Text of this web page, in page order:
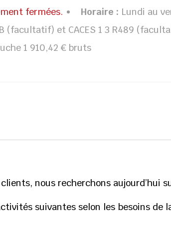
fermées.
Horaire : Lundi au
(facultatif) et CACES 1 3 R489
1 910,42 € bruts
nous recherchons aujourd’hui
suivantes selon les besoins de